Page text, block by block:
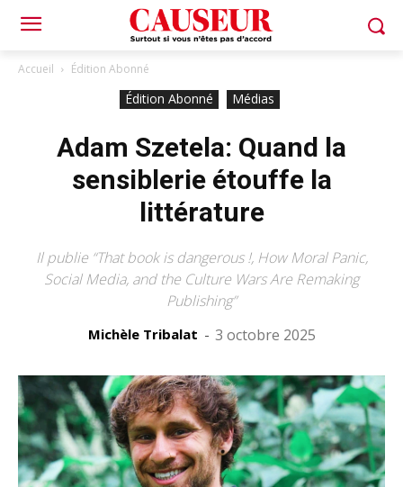
Accueil Édition Abonné
Édition Abonné Médias
Adam Szetela: Quand la
sensiblerie étouffe la
littérature
Il publie “That book is dangerous !, How Moral Panic,
Social Media, and the Culture Wars Are Remaking
Publishing”
Michèle Tribalat - 3 octobre 2025